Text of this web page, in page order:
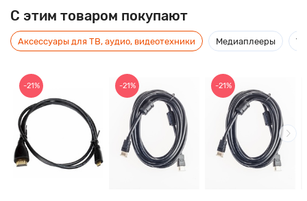
C этим товаром покупают
Аксессуары для ТВ, аудио, видеотехники Медиаплееры
-21% -21% -21%